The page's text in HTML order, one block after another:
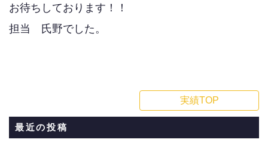
お待ちしております！！
担当 氏野でした。
実績TOP
最近の投稿